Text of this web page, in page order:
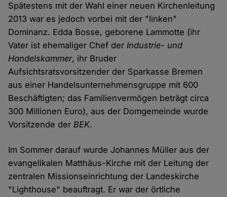
Spätestens mit der Wahl einer neuen Kirchenleitung
2013 war es jedoch vorbei mit der "linken"
Dominanz. Edda Bosse, geborene Lammotte (ihr
Vater ist ehemaliger Chef derIndustrie- und
Handelskammer, ihr Bruder
Aufsichtsratsvorsitzender der Sparkasse Bremen
aus einer Handelsunternehmensgruppe mit 600
Beschäftigten; das Familienvermögen beträgt circa
300 Millionen Euro), aus der Domgemeinde wurde
Vorsitzende derBEK.
Im Sommer darauf wurde Johannes Müller aus der
evangelikalen Matthäus-Kirche mit der Leitung der
zentralen Missionseinrichtung der Landeskirche
"Lighthouse" beauftragt. Er war der örtliche